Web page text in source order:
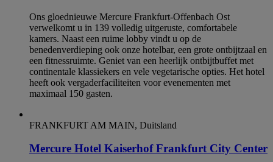
Ons gloednieuwe Mercure Frankfurt-Offenbach Ost
verwelkomt u in 139 volledig uitgeruste, comfortabele
kamers. Naast een ruime lobby vindt u op de
benedenverdieping ook onze hotelbar, een grote ontbijtzaal en
een fitnessruimte. Geniet van een heerlijk ontbijtbuffet met
continentale klassiekers en vele vegetarische opties. Het hotel
heeft ook vergaderfaciliteiten voor evenementen met
maximaal 150 gasten.
FRANKFURT AM MAIN, Duitsland
Mercure Hotel Kaiserhof Frankfurt City Center